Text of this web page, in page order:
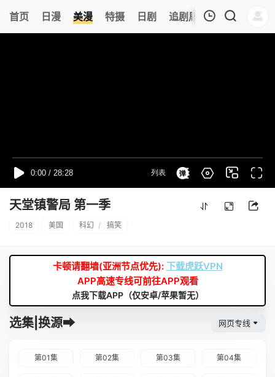
首页 日漫 美漫 特摄 日剧 追剧周表 今日更新
天堂镇警局 第一季
2018 美国 科幻 / 搞笑
卡顿请翻墙(亚洲节点优先): 下载虎跃VPN
APP高速专线可前往APP观看
点我下载APP（仅安卓/苹果暂无）
选集|换源➡ 网页专线
第01集 第02集 第03集 第04集